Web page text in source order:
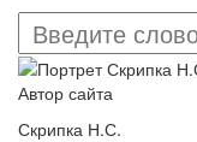
Автор сайта
Скрипка Н.С.